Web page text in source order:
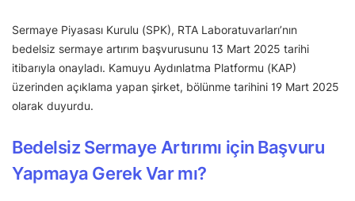
Sermaye Piyasası Kurulu (SPK), RTA Laboratuvarları’nın
bedelsiz sermaye artırım başvurusunu 13 Mart 2025 tarihi
itibarıyla onayladı. Kamuyu Aydınlatma Platformu (KAP)
üzerinden açıklama yapan şirket, bölünme tarihini 19 Mart 2025
olarak duyurdu.
Bedelsiz Sermaye Artırımı için Başvuru
Yapmaya Gerek Var mı?